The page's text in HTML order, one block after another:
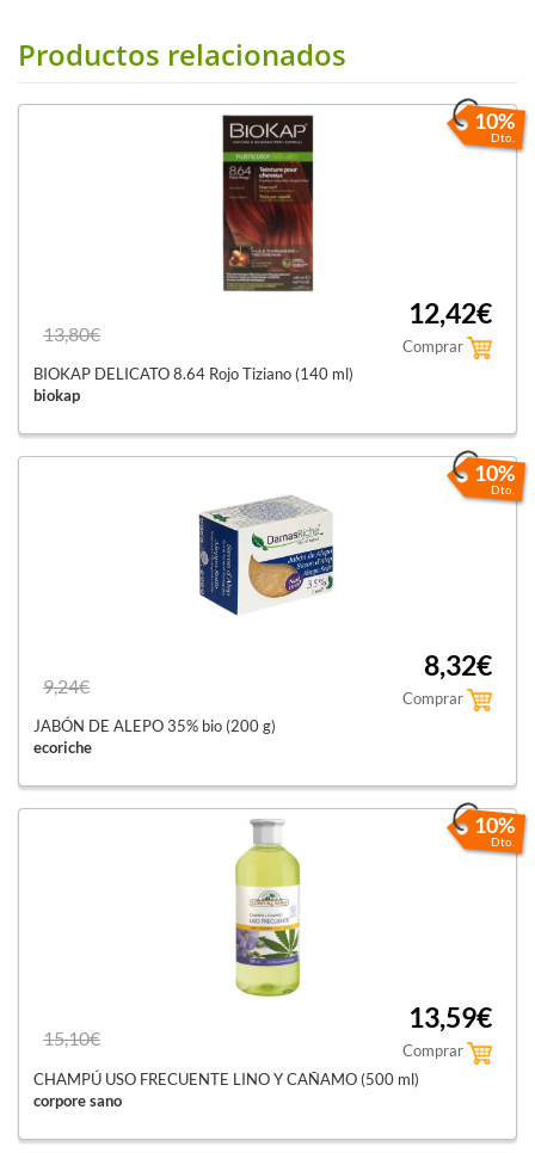
Productos relacionados
10%
Dto.
13,80€
12,42€
Comprar
BIOKAP DELICATO 8.64 Rojo Tiziano (140 ml)
biokap
10%
Dto.
9,24€
8,32€
Comprar
JABÓN DE ALEPO 35% bio (200 g)
ecoriche
10%
Dto.
15,10€
13,59€
Comprar
CHAMPÚ USO FRECUENTE LINO Y CAÑAMO (500 ml)
corpore sano